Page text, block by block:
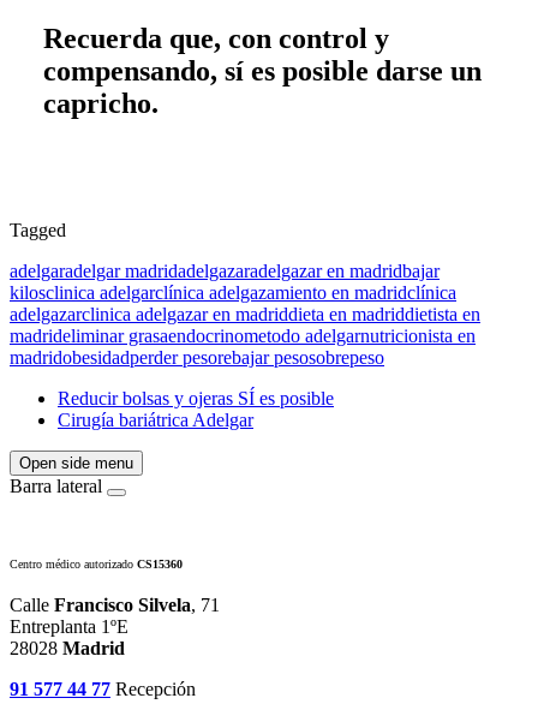
Recuerda que, con control y
compensando, sí es posible darse un
capricho.
Tagged
adelgaradelgar madridadelgazaradelgazar en madridbajar
kilosclinica adelgarclínica adelgazamiento en madridclínica
adelgazarclinica adelgazar en madriddieta en madriddietista en
madrideliminar grasaendocrinometodo adelgarnutricionista en
madridobesidadperder pesorebajar pesosobrepeso
Reducir bolsas y ojeras SÍ es posible
Cirugía bariátrica Adelgar
Open side menu
Barra lateral
Centro médico autorizado CS15360
Calle Francisco Silvela, 71
Entreplanta 1ºE
28028 Madrid
91 577 44 77 Recepción